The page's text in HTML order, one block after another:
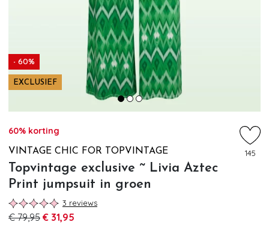
- 60%
EXCLUSIEF
60% korting
VINTAGE CHIC FOR TOPVINTAGE
Topvintage exclusive ~ Livia Aztec
Print jumpsuit in groen
145
3 reviews
€ 79,95 € 31,95